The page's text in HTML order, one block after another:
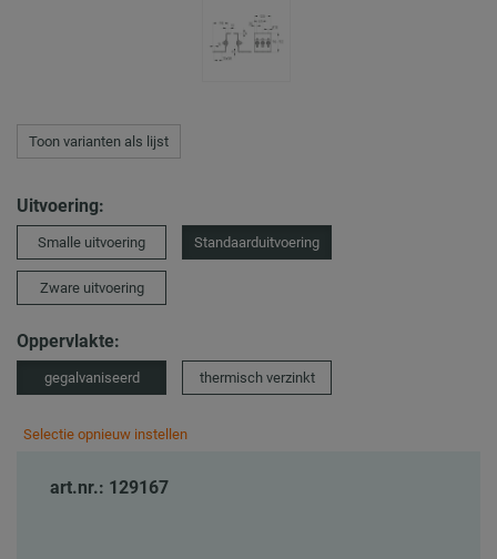
Toon varianten als lijst
Uitvoering:
Smalle uitvoering Standaarduitvoering
Zware uitvoering
Oppervlakte:
gegalvaniseerd thermisch verzinkt
Selectie opnieuw instellen
art.nr.: 129167